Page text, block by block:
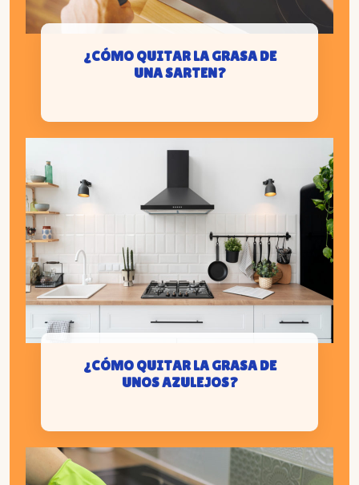
¿CÓMO QUITAR LA GRASA DE
UNA SARTEN?
¿CÓMO QUITAR LA GRASA DE
UNOS AZULEJOS?